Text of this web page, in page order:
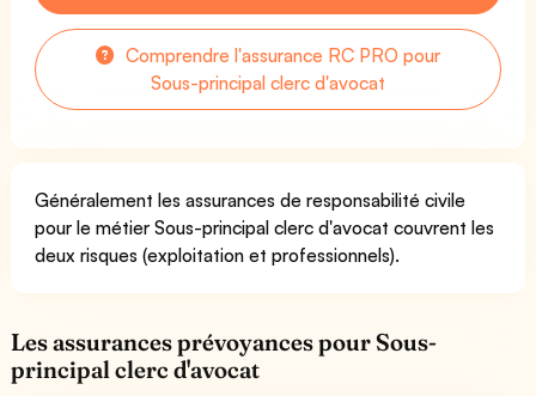
Comprendre l'assurance RC PRO pour
Sous-principal clerc d'avocat
Généralement les assurances de responsabilité civile
pour le métier Sous-principal clerc d'avocat couvrent les
deux risques (exploitation et professionnels).
Les assurances prévoyances pour Sous-
principal clerc d'avocat